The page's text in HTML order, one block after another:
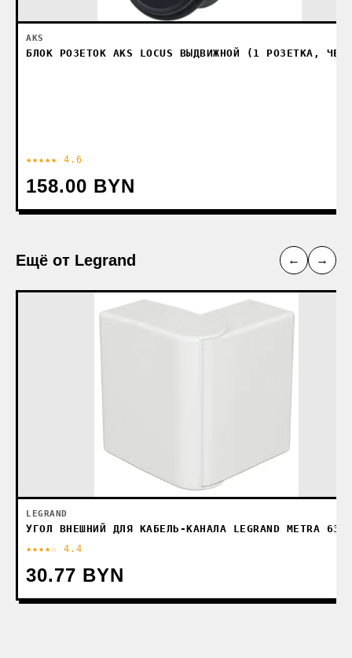
AKS
БЛОК РОЗЕТОК AKS LOCUS ВЫДВИЖНОЙ (1 РОЗЕТКА,
★★★★★ 4.6
158.00 BYN
Ещё от Legrand ← →
LEGRAND
УГОЛ ВНЕШНИЙ ДЛЯ КАБЕЛЬ-КАНАЛА LEGRAND METRA
★★★★☆ 4.4
30.77 BYN